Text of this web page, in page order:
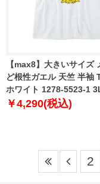
【max8】大きいサイズ
ど根性ガエル 天竺 半袖
ホワイト 1278-5523-1
6L 8L
￥4,290(税込)
2